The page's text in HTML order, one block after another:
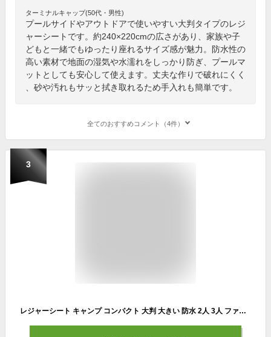
ターミナルキャップ(50代・男性)
プールサイドやアウトドアで使いやすい大判タイプのレジ
ャーシートです。約240×220cmの広さがあり、家族や子
どもと一緒でもゆったり座れるサイズ感が魅力。防水性の
高い素材で地面の湿気や水濡れをしっかり防ぎ、プールマ
ットとしても安心して使えます。丈夫な作りで破れにくく
、砂や汚れもサッと拭き取れるため手入れも簡単です。
全てのおすすめコメント（4件）
3
レジャーシート キャンプ コンパクト 大判 大きい 防水 2人 3人 ファミリー キャンプシート アウトドア 軽量 マルチシート 携帯 折りたたみ ピクニックシート 洗える 薄手 収納袋 サンシェード グランドシート ビーチシート プール 海 フェス 公園 防災【送料無料】